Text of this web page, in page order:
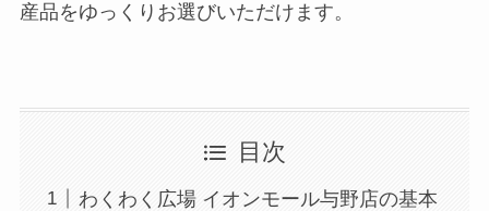
産品をゆっくりお選びいただけます。
目次
わくわく広場 イオンモール与野店の基本